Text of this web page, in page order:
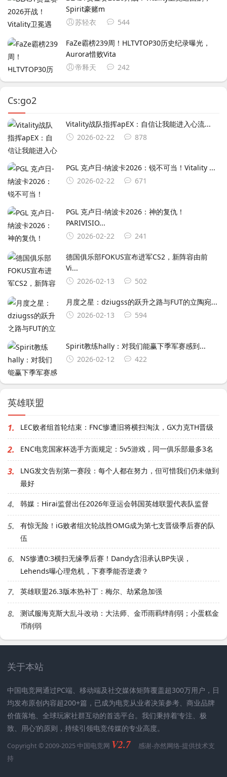
Spirit豪赌m
苏轻衣
544
FaZe霸榜239周！HLTVTOP30历史纪录曝光，
Aurora惜败Vita
帝释天
242
Cs:go2
Vitality战队指挥apEX：自信让我能进入心流...
2026-02-22
878
PGL 克卢日-纳波卡2026：锐不可当！Vitality ...
2026-02-22
671
PGL 克卢日-纳波卡2026：神的复仇！
PARIVISIO...
2026-02-22
241
德国俱乐部FOKUS宣布进军CS2，新阵容由前
Vi...
2026-02-13
502
月度之星：dziugss的跃升之路与FUT的立陶宛...
2026-02-13
594
Spirit教练hally：对我们能赢下季军赛感到...
2026-02-12
422
英雄联盟
1. LEC败者组首轮结束：FNC惨遭旧将横扫淘汰，GX力克TH晋级
2. ENC电竞国家杯选手方面规定：5v5游戏，同一俱乐部最多3名
3.
LNG发文告别第一赛段：每个人都在努力，但可惜我们仍未做到
最好
4. 韩媒：Hirai监督出任2026年亚运会韩国英雄联盟代表队监督
5.
有惊无险！iG败者组次轮战胜OMG成为第七支晋级季后赛的队
伍
6.
NS惨遭0:3横扫无缘季后赛！Dandy含泪承认BP失误，
Lehends曝心理危机，下赛季能否逆袭？
7. 英雄联盟26.3版本热补丁：梅尔、劫紧急加强
8.
测试服海克斯大乱斗改动：大法师、金币雨羁绊削弱；小蛋糕金
币削弱
关于本站
中国电竞网通过PC端、移动端及社交媒体矩阵覆盖超300万用户，日
均发布原创内容超200+篇，已成为电竞从业者决策参考、商业品牌
价值落地、全球玩家社群互动的首选平台。我们秉持着’专注、极
致、用心‘的原则，持续引领电竞传媒的专业高度。
Copyright © 2009-2025 中国电竞网 V2.7 感谢-亦然网络-提供技术支
持